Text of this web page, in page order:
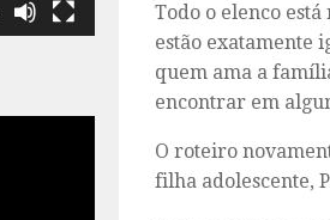
Todo o elenco está
estão exatamente
quem ama a
encontrar em
O roteiro
filha adolescente,